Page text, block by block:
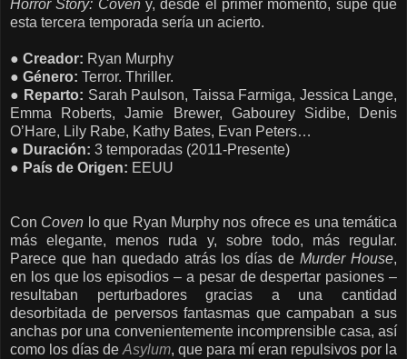
Horror Story: Coveny, desde el primer momento, supe que
esta tercera temporada sería un acierto.
● Creador: Ryan Murphy
● Género: Terror. Thriller.
● Reparto: Sarah Paulson, Taissa Farmiga, Jessica Lange,
Emma Roberts, Jamie Brewer, Gabourey Sidibe, Denis
O’Hare, Lily Rabe, Kathy Bates, Evan Peters…
● Duración: 3 temporadas (2011-Presente)
● País de Origen: EEUU
Con Coven lo que Ryan Murphy nos ofrece es una temática
más elegante, menos ruda y, sobre todo, más regular.
Parece que han quedado atrás los días deMurder House,
en los que los episodios – a pesar de despertar pasiones –
resultaban perturbadores gracias a una cantidad
desorbitada de perversos fantasmas que campaban a sus
anchas por una convenientemente incomprensible casa, así
como los días deAsylum, que para mí eran repulsivos por la